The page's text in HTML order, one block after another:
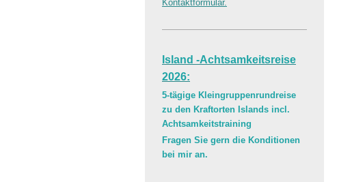
Kontaktformular.
Island -Achtsamkeitsreise
2026:
5-tägige Kleingruppenrundreise
zu den Kraftorten Islands incl.
Achtsamkeitstraining
Fragen Sie gern die Konditionen
bei mir an.